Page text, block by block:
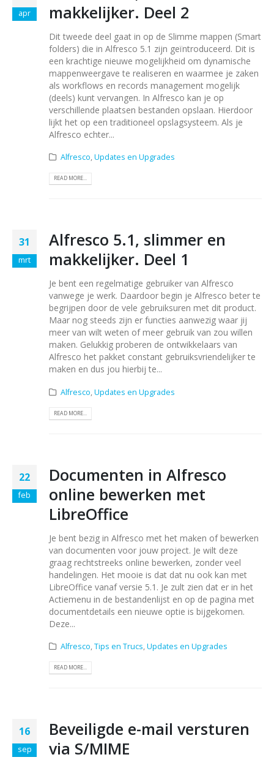
apr
makkelijker. Deel 2
Dit tweede deel gaat in op de Slimme mappen (Smart
folders) die in Alfresco 5.1 zijn geïntroduceerd. Dit is
een krachtige nieuwe mogelijkheid om dynamische
mappenweergave te realiseren en waarmee je zaken
als workflows en records management mogelijk
(deels) kunt vervangen. In Alfresco kan je op
verschillende plaatsen bestanden opslaan. Hierdoor
lijkt het op een traditioneel opslagsysteem. Als je
Alfresco echter...
Alfresco,Updates en Upgrades
READ MORE...
31
mrt
Alfresco 5.1, slimmer en
makkelijker. Deel 1
Je bent een regelmatige gebruiker van Alfresco
vanwege je werk. Daardoor begin je Alfresco beter te
begrijpen door de vele gebruiksuren met dit product.
Maar nog steeds zijn er functies aanwezig waar jij
meer van wilt weten of meer gebruik van zou willen
maken. Gelukkig proberen de ontwikkelaars van
Alfresco het pakket constant gebruiksvriendelijker te
maken en dus jou hierbij te...
Alfresco,Updates en Upgrades
READ MORE...
22
feb
Documenten in Alfresco
online bewerken met
LibreOffice
Je bent bezig in Alfresco met het maken of bewerken
van documenten voor jouw project. Je wilt deze
graag rechtstreeks online bewerken, zonder veel
handelingen. Het mooie is dat dat nu ook kan met
LibreOffice vanaf versie 5.1. Je zult zien dat er in het
Actiemenu in de bestandenlijst en op de pagina met
documentdetails een nieuwe optie is bijgekomen.
Deze...
Alfresco,Tips en Trucs,Updates en Upgrades
READ MORE...
16
sep
Beveiligde e-mail versturen
via S/MIME